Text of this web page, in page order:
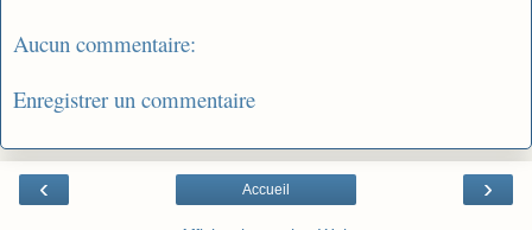
Aucun commentaire:
Enregistrer un commentaire
‹ ›
Accueil